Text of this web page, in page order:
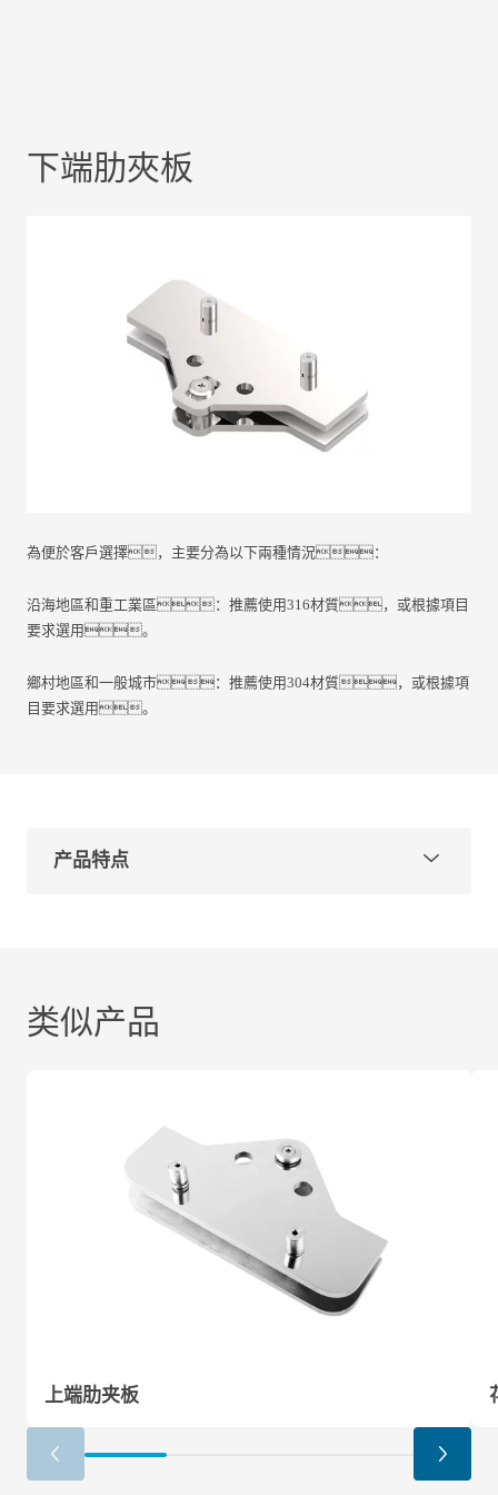
下端肋夾板
為便於客戶選擇，主要分為以下兩種情況：
沿海地區和重工業區：推薦使用316材質，或根據項目
要求選用。
鄉村地區和一般城市：推薦使用304材質，或根據項
目要求選用。
产品特点
表面处理：拉丝、镜光
类似产品
上端肋夹板